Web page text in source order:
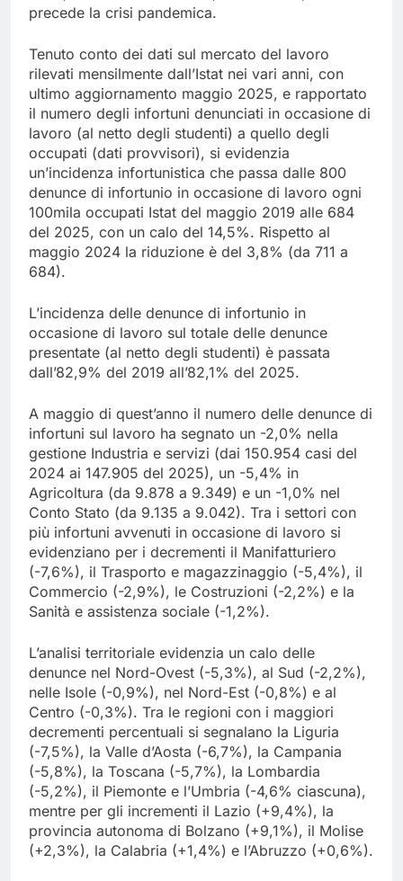
precede la crisi pandemica.
Tenuto conto dei dati sul mercato del lavoro
rilevati mensilmente dall’Istat nei vari anni, con
ultimo aggiornamento maggio 2025, e rapportato
il numero degli infortuni denunciati in occasione di
lavoro (al netto degli studenti) a quello degli
occupati (dati provvisori), si evidenzia
un’incidenza infortunistica che passa dalle 800
denunce di infortunio in occasione di lavoro ogni
100mila occupati Istat del maggio 2019 alle 684
del 2025, con un calo del 14,5%. Rispetto al
maggio 2024 la riduzione è del 3,8% (da 711 a
684).
L’incidenza delle denunce di infortunio in
occasione di lavoro sul totale delle denunce
presentate (al netto degli studenti) è passata
dall’82,9% del 2019 all’82,1% del 2025.
A maggio di quest’anno il numero delle denunce di
infortuni sul lavoro ha segnato un -2,0% nella
gestione Industria e servizi (dai 150.954 casi del
2024 ai 147.905 del 2025), un -5,4% in
Agricoltura (da 9.878 a 9.349) e un -1,0% nel
Conto Stato (da 9.135 a 9.042). Tra i settori con
più infortuni avvenuti in occasione di lavoro si
evidenziano per i decrementi il Manifatturiero
(-7,6%), il Trasporto e magazzinaggio (-5,4%), il
Commercio (-2,9%), le Costruzioni (-2,2%) e la
Sanità e assistenza sociale (-1,2%).
L’analisi territoriale evidenzia un calo delle
denunce nel Nord-Ovest (-5,3%), al Sud (-2,2%),
nelle Isole (-0,9%), nel Nord-Est (-0,8%) e al
Centro (-0,3%). Tra le regioni con i maggiori
decrementi percentuali si segnalano la Liguria
(-7,5%), la Valle d’Aosta (-6,7%), la Campania
(-5,8%), la Toscana (-5,7%), la Lombardia
(-5,2%), il Piemonte e l’Umbria (-4,6% ciascuna),
mentre per gli incrementi il Lazio (+9,4%), la
provincia autonoma di Bolzano (+9,1%), il Molise
(+2,3%), la Calabria (+1,4%) e l’Abruzzo (+0,6%).